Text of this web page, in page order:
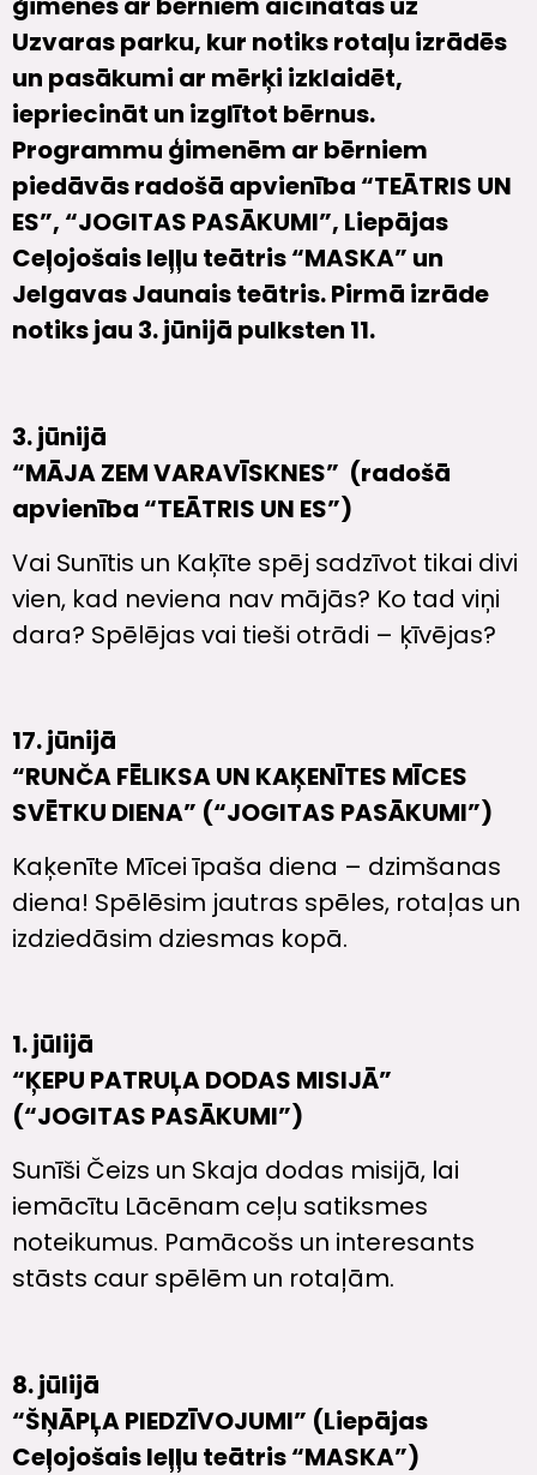
Uzvaras parku, kur notiks rotaļu izrādēs
un pasākumi ar mērķi izklaidēt,
iepriecināt un izglītot bērnus.
Programmu ģimenēm ar bērniem
piedāvās radošā apvienība “TEĀTRIS UN
ES”, “JOGITAS PASĀKUMI”, Liepājas
Ceļojošais leļļu teātris “MASKA” un
Jelgavas Jaunais teātris.Pirmā izrāde
notiks jau 3. jūnijā pulksten 11.
3. jūnijā
“MĀJA ZEM VARAVĪSKNES” (radošā
apvienība “TEĀTRIS UN ES”)
Vai Sunītis un Kaķīte spēj sadzīvot tikai divi
vien, kad neviena nav mājās? Ko tad viņi
dara? Spēlējas vai tieši otrādi – ķīvējas?
17. jūnijā
“RUNČA FĒLIKSA UN KAĶENĪTES MĪCES
SVĒTKU DIENA” (“JOGITAS PASĀKUMI”)
Kaķenīte Mīcei īpaša diena – dzimšanas
diena! Spēlēsim jautras spēles, rotaļas un
izdziedāsim dziesmas kopā.
1. jūlijā
“ĶEPU PATRUĻA DODAS MISIJĀ”
(“JOGITAS PASĀKUMI”)
Sunīši Čeizs un Skaja dodas misijā, lai
iemācītu Lācēnam ceļu satiksmes
noteikumus. Pamācošs un interesants
stāsts caur spēlēm un rotaļām.
8. jūlijā
“ŠŅĀPĻA PIEDZĪVOJUMI” (Liepājas
Ceļojošais leļļu teātris “MASKA”)